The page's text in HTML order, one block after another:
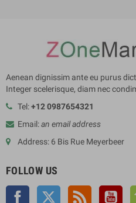
Aenean dignissim ante eu purus
Integer scelerisque, diam nec
Tel:+12 0987654321
Email:an email address
Address: 6 Bis Rue Meyerbeer
FOLLOW US
Facebook Twitter Rss